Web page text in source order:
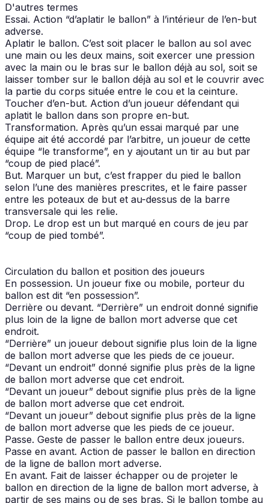
D'autres termes
Essai. Action “d’aplatir le ballon” à l’intérieur de l’en-but
adverse.
Aplatir le ballon. C’est soit placer le ballon au sol avec
une main ou les deux mains, soit exercer une pression
avec la main ou le bras sur le ballon déjà au sol, soit se
laisser tomber sur le ballon déjà au sol et le couvrir avec
la partie du corps située entre le cou et la ceinture.
Toucher d’en-but. Action d’un joueur défendant qui
aplatit le ballon dans son propre en-but.
Transformation. Après qu’un essai marqué par une
équipe ait été accordé par l’arbitre, un joueur de cette
équipe “le transforme”, en y ajoutant un tir au but par
“coup de pied placé”.
But. Marquer un but, c’est frapper du pied le ballon
selon l’une des manières prescrites, et le faire passer
entre les poteaux de but et au-dessus de la barre
transversale qui les relie.
Drop. Le drop est un but marqué en cours de jeu par
“coup de pied tombé”.
Circulation du ballon et position des joueurs
En possession. Un joueur fixe ou mobile, porteur du
ballon est dit “en possession”.
Derrière ou devant. “Derrière” un endroit donné signifie
plus loin de la ligne de ballon mort adverse que cet
endroit.
“Derrière” un joueur debout signifie plus loin de la ligne
de ballon mort adverse que les pieds de ce joueur.
“Devant un endroit” donné signifie plus près de la ligne
de ballon mort adverse que cet endroit.
“Devant un joueur” debout signifie plus près de la ligne
de ballon mort adverse que cet endroit.
“Devant un joueur” debout signifie plus près de la ligne
de ballon mort adverse que les pieds de ce joueur.
Passe. Geste de passer le ballon entre deux joueurs.
Passe en avant. Action de passer le ballon en direction
de la ligne de ballon mort adverse.
En avant. Fait de laisser échapper ou de projeter le
ballon en direction de la ligne de ballon mort adverse, à
partir de ses mains ou de ses bras. Si le ballon tombe au